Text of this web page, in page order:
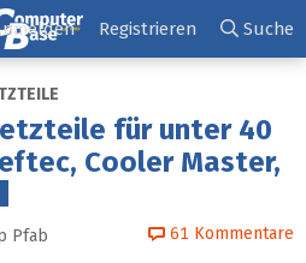
Registrieren Suche
für unter 40
Cooler Master,
Pfab 61 Kommentare